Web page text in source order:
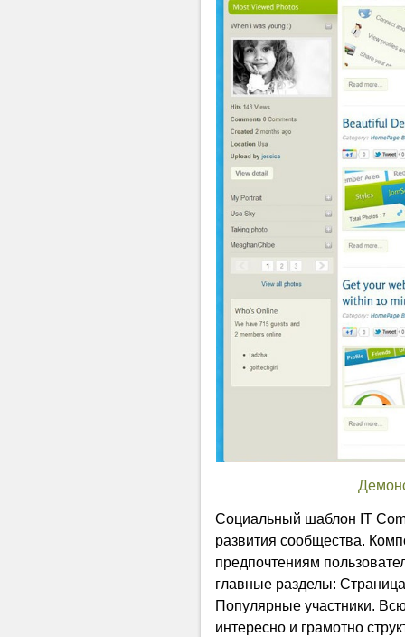
Социальный шаблон IT
развития сообщества.
предпочтениям
главные разделы:
Популярные участники.
интересно и грамотно